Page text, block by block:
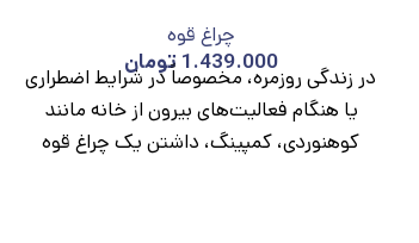
چراغ قوه
1.439.000 تومان
در زندگی روزمره، مخصوصاً در شرایط اضطراری
یا هنگام فعالیت‌های بیرون از خانه مانند
کوهنوردی، کمپینگ، داشتن یک چراغ قوه